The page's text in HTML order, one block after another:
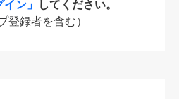
イン」 してください。
登録者を含む）